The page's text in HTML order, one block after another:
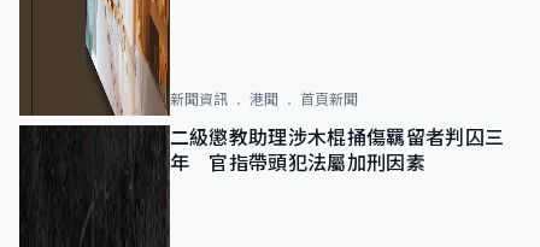
新聞資訊 港聞 首頁新聞
二級懲教助理涉木棍捅傷羈留者判囚三
年 官指帶頭犯法屬加刑因素